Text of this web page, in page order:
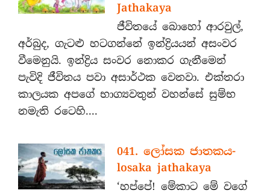
Jathakaya
ජීවිතයේ බොහෝ ආරවුල්,
අර්බුද, ගැටළු හටගන්නේ ඉන්ද්‍රියයන් අසංවර
වීමෙනුයි. ඉන්ද්‍රිය සංවර නොකර ගැනීමෙන්
පැවිදි ජීවිතය පවා අසාර්ථක වෙනවා. එක්තරා
කාලයක අපගේ භාග්‍යවතුන් වහන්සේ සුම්භ
නමැති රටෙහි....
041. ලෝසක ජාතකය-
losaka jathakaya
‘හප්පේ! මේකාට මේ වගේ